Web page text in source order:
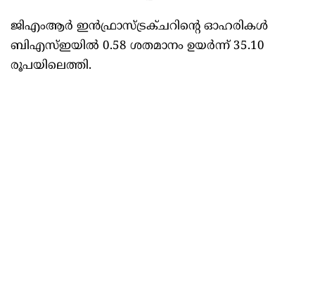
ജിഎംആർ ഇൻഫ്രാസ്ട്രക്ചറിന്റെ ഓഹരികൾ
ബിഎസ്ഇയിൽ 0.58 ശതമാനം ഉയർന്ന് 35.10
രൂപയിലെത്തി.